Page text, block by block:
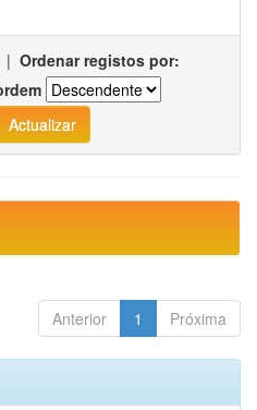
| Ordenar registos por:
Anterior 1 Próxima